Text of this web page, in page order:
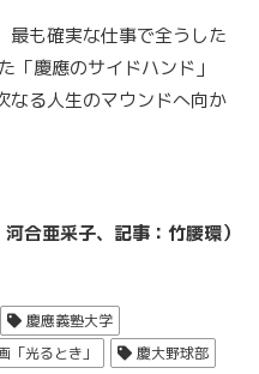
最も確実な仕事で全うした
「慶應のサイドハンド」
なる人生のマウンドへ向か
河合亜采子、記事：竹腰環）
慶應義塾大学
「光るとき」
慶大野球部